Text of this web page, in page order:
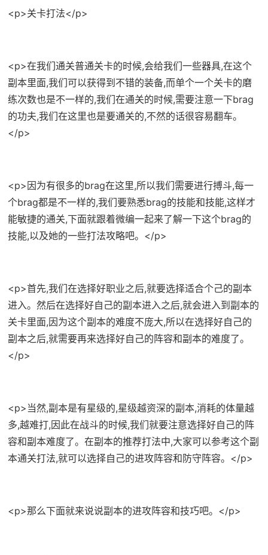
<p>关卡打法</p>
<p>在我们通关普通关卡的时候,会给我们一些器具,在这个
副本里面,我们可以获得到不错的装备,而单个一个关卡的磨
练次数也是不一样的,我们在通关的时候,需要注意一下brag
的功夫,我们在这里也是要通关的,不然的话很容易翻车。
</p>
<p>因为有很多的brag在这里,所以我们需要进行搏斗,每一
个brag都是不一样的,我们要熟悉brag的技能和技能,这样才
能敏捷的通关,下面就跟着微编一起来了解一下这个brag的
技能,以及她的一些打法攻略吧。</p>
<p>首先,我们在选择好职业之后,就要选择适合个己的副本
进入。然后在选择好自己的副本进入之后,就会进入到副本的
关卡里面,因为这个副本的难度不庞大,所以在选择好自己的
副本之后,就需要再来选择好自己的阵容和副本的难度了。
</p>
<p>当然,副本是有星级的,星级越资深的副本,消耗的体量越
多,越难打,因此在战斗的时候,我们就要注意选择好自己的阵
容和副本难度了。在副本的推荐打法中,大家可以参考这个副
本通关打法,就可以选择自己的进攻阵容和防守阵容。</p>
<p>那么下面就来说说副本的进攻阵容和技巧吧。</p>